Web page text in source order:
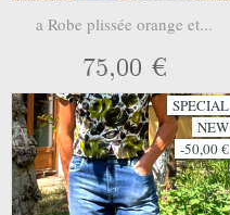
a Robe plissée orange et...
75,00 €
SPECIAL
NEW
-50,00 €